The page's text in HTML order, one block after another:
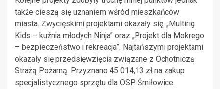
także cieszą się uznaniem wśród mieszkańców
miasta. Zwycięskimi projektami okazały się: „Multirig
Kids – kuźnia młodych Ninja” oraz „Projekt dla Mokrego
– bezpieczeństwo i rekreacja”. Najtańszymi projektami
okazały się przedsięwzięcia związane z Ochotniczą
Strażą Pożarną. Przyznano 45 014,13 zł na zakup
specjalistycznego sprzętu dla OSP Śmiłowice.